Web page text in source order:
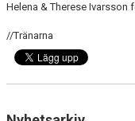
Helena & Therese
//Tränarna